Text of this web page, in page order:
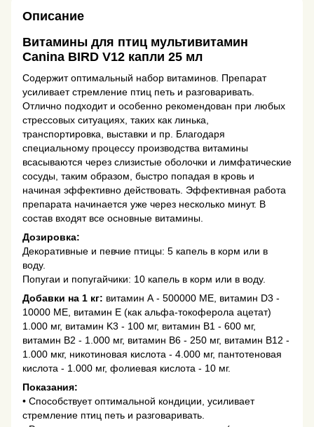
Описание
Витамины для птиц мультивитамин
Canina BIRD V12 капли 25 мл
Содержит оптимальный набор витаминов. Препарат
усиливает стремление птиц петь и разговаривать.
Отлично подходит и особенно рекомендован при любых
стрессовых ситуациях, таких как линька,
транспортировка, выставки и пр. Благодаря
специальному процессу производства витамины
всасываются через слизистые оболочки и лимфатические
сосуды, таким образом, быстро попадая в кровь и
начиная эффективно действовать. Эффективная работа
препарата начинается уже через несколько минут. В
состав входят все основные витамины.
Дозировка:
Декоративные и певчие птицы: 5 капель в корм или в
воду.
Попугаи и попугайчики: 10 капель в корм или в воду.
Добавки на 1 кг: витамин А - 500000 МЕ, витамин D3 -
10000 МЕ, витамин Е (как альфа-токоферола ацетат)
1.000 мг, витамин K3 - 100 мг, витамин В1 - 600 мг,
витамин В2 - 1.000 мг, витамин В6 - 250 мг, витамин В12 -
1.000 мкг, никотиновая кислота - 4.000 мг, пантотеновая
кислота - 1.000 мг, фолиевая кислота - 10 мг.
Показания:
• Способствует оптимальной кондиции, усиливает
стремление птиц петь и разговаривать.